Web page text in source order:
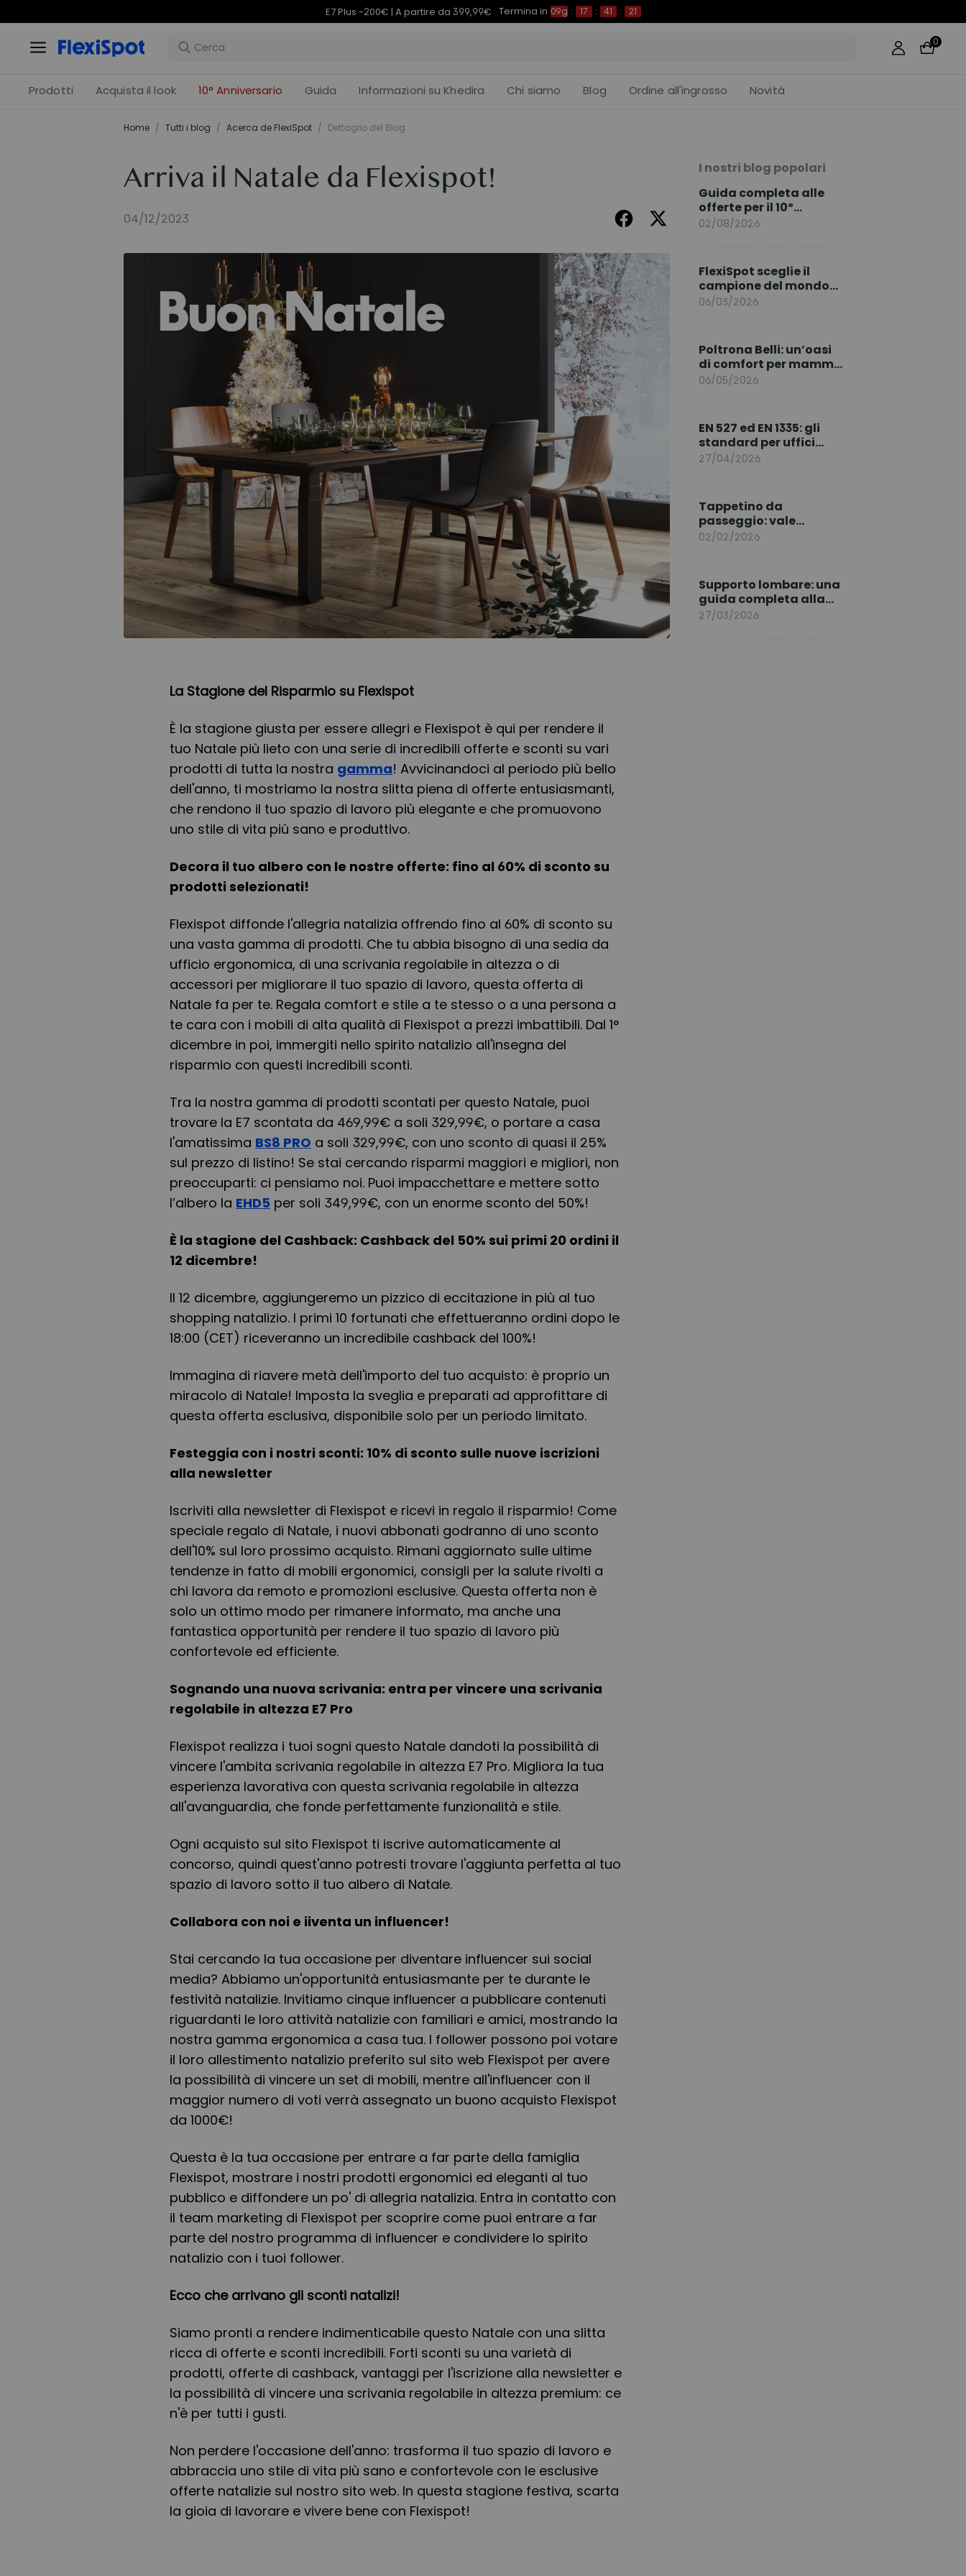
E7 Plus -200€ | A partire da 399,99€ Termina in 09g : 17 : 41 : 21
0
Prodotti Acquista il look 10° Anniversario Guida Informazioni su Khedira Chi siamo Blog Ordine all'ingrosso Novità
Home / Tutti i blog / Acerca de FlexiSpot / Dettaglio del Blog
Arriva il Natale da Flexispot!
04/12/2023
La Stagione del Risparmio su Flexispot
È la stagione giusta per essere allegri e Flexispot è qui per rendere il
tuo Natale più lieto con una serie di incredibili offerte e sconti su vari
prodotti di tutta la nostra gamma! Avvicinandoci al periodo più bello
dell'anno, ti mostriamo la nostra slitta piena di offerte entusiasmanti,
che rendono il tuo spazio di lavoro più elegante e che promuovono
uno stile di vita più sano e produttivo.
Decora il tuo albero con le nostre offerte: fino al 60% di sconto su
prodotti selezionati!
Flexispot diffonde l'allegria natalizia offrendo fino al 60% di sconto su
una vasta gamma di prodotti. Che tu abbia bisogno di una sedia da
ufficio ergonomica, di una scrivania regolabile in altezza o di
accessori per migliorare il tuo spazio di lavoro, questa offerta di
Natale fa per te. Regala comfort e stile a te stesso o a una persona a
te cara con i mobili di alta qualità di Flexispot a prezzi imbattibili. Dal 1°
dicembre in poi, immergiti nello spirito natalizio all'insegna del
risparmio con questi incredibili sconti.
Tra la nostra gamma di prodotti scontati per questo Natale, puoi
trovare la E7 scontata da 469,99€ a soli 329,99€, o portare a casa
l'amatissima BS8 PRO a soli 329,99€, con uno sconto di quasi il 25%
sul prezzo di listino! Se stai cercando risparmi maggiori e migliori, non
preoccuparti: ci pensiamo noi. Puoi impacchettare e mettere sotto
l’albero la EHD5 per soli 349,99€, con un enorme sconto del 50%!
È la stagione del Cashback: Cashback del 50% sui primi 20 ordini il
12 dicembre!
Il 12 dicembre, aggiungeremo un pizzico di eccitazione in più al tuo
shopping natalizio. I primi 10 fortunati che effettueranno ordini dopo le
18:00 (CET) riceveranno un incredibile cashback del 100%!
Immagina di riavere metà dell'importo del tuo acquisto: è proprio un
miracolo di Natale! Imposta la sveglia e preparati ad approfittare di
questa offerta esclusiva, disponibile solo per un periodo limitato.
Festeggia con i nostri sconti: 10% di sconto sulle nuove iscrizioni
alla newsletter
Iscriviti alla newsletter di Flexispot e ricevi in regalo il risparmio! Come
speciale regalo di Natale, i nuovi abbonati godranno di uno sconto
dell'10% sul loro prossimo acquisto. Rimani aggiornato sulle ultime
tendenze in fatto di mobili ergonomici, consigli per la salute rivolti a
chi lavora da remoto e promozioni esclusive. Questa offerta non è
solo un ottimo modo per rimanere informato, ma anche una
fantastica opportunità per rendere il tuo spazio di lavoro più
confortevole ed efficiente.
Sognando una nuova scrivania: entra per vincere una scrivania
regolabile in altezza E7 Pro
Flexispot realizza i tuoi sogni questo Natale dandoti la possibilità di
vincere l'ambita scrivania regolabile in altezza E7 Pro. Migliora la tua
esperienza lavorativa con questa scrivania regolabile in altezza
all'avanguardia, che fonde perfettamente funzionalità e stile.
Ogni acquisto sul sito Flexispot ti iscrive automaticamente al
concorso, quindi quest'anno potresti trovare l'aggiunta perfetta al tuo
spazio di lavoro sotto il tuo albero di Natale.
Collabora con noi e iiventa un influencer!
Stai cercando la tua occasione per diventare influencer sui social
media? Abbiamo un'opportunità entusiasmante per te durante le
festività natalizie. Invitiamo cinque influencer a pubblicare contenuti
riguardanti le loro attività natalizie con familiari e amici, mostrando la
nostra gamma ergonomica a casa tua. I follower possono poi votare
il loro allestimento natalizio preferito sul sito web Flexispot per avere
la possibilità di vincere un set di mobili, mentre all'influencer con il
maggior numero di voti verrà assegnato un buono acquisto Flexispot
da 1000€!
Questa è la tua occasione per entrare a far parte della famiglia
Flexispot, mostrare i nostri prodotti ergonomici ed eleganti al tuo
pubblico e diffondere un po' di allegria natalizia. Entra in contatto con
il team marketing di Flexispot per scoprire come puoi entrare a far
parte del nostro programma di influencer e condividere lo spirito
natalizio con i tuoi follower.
Ecco che arrivano gli sconti natalizi!
Siamo pronti a rendere indimenticabile questo Natale con una slitta
ricca di offerte e sconti incredibili. Forti sconti su una varietà di
prodotti, offerte di cashback, vantaggi per l'iscrizione alla newsletter e
la possibilità di vincere una scrivania regolabile in altezza premium: ce
n'è per tutti i gusti.
Non perdere l'occasione dell'anno: trasforma il tuo spazio di lavoro e
abbraccia uno stile di vita più sano e confortevole con le esclusive
offerte natalizie sul nostro sito web. In questa stagione festiva, scarta
la gioia di lavorare e vivere bene con Flexispot!
I nostri blog popolari
Guida completa alle
offerte per il 10º
anniversario di
02/08/2026
FlexiSpot sceglie il
campione del mondo
Sami Khedira come
06/03/2026
Poltrona Belli: un’oasi
di comfort per mamma
e neonato
06/05/2026
EN 527 ed EN 1335: gli
standard per uffici
ergonomici sicuri
27/04/2026
Tappetino da
passeggio: vale
davvero la pena
02/02/2026
Supporto lombare: una
guida completa alla
postura e al benessere
27/03/2026